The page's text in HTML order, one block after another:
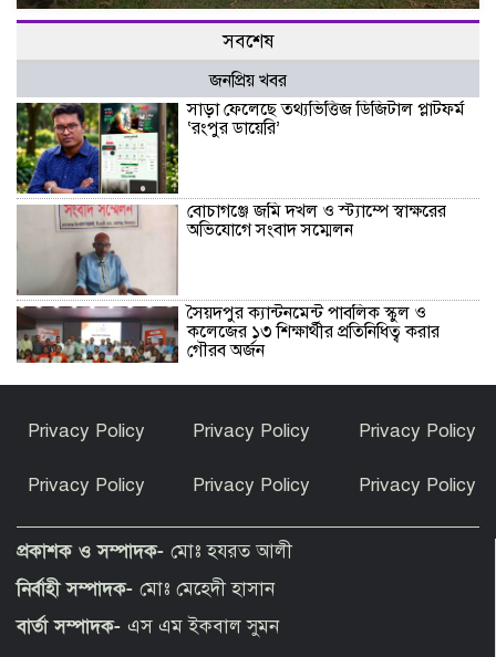
সবশেষ
জনপ্রিয় খবর
সাড়া ফেলেছে তথ্যভিত্তিজ ডিজিটাল প্লাটফর্ম
‘রংপুর ডায়েরি’
বোচাগঞ্জে জমি দখল ও স্ট্যাম্পে স্বাক্ষরের
অভিযোগে সংবাদ সম্মেলন
সৈয়দপুর ক্যান্টনমেন্ট পাবলিক স্কুল ও
কলেজের ১৩ শিক্ষার্থীর প্রতিনিধিত্ব করার
গৌরব অর্জন
হবে : স্থানীয় সরকারমন্ত্রী
হাসপাতালে ভর্তি মিঠুন চক্রবর্তী
Privacy Policy Privacy Policy Privacy Policy
Privacy Policy Privacy Policy Privacy Policy
প্রকাশক ও সম্পাদক- মোঃ হযরত আলী
নির্বাহী সম্পাদক- মোঃ মেহেদী হাসান
বার্তা সম্পাদক- এস এম ইকবাল সুমন